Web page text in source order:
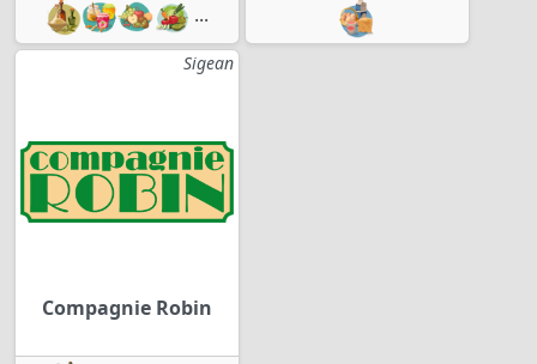
...
Sigean
Compagnie Robin